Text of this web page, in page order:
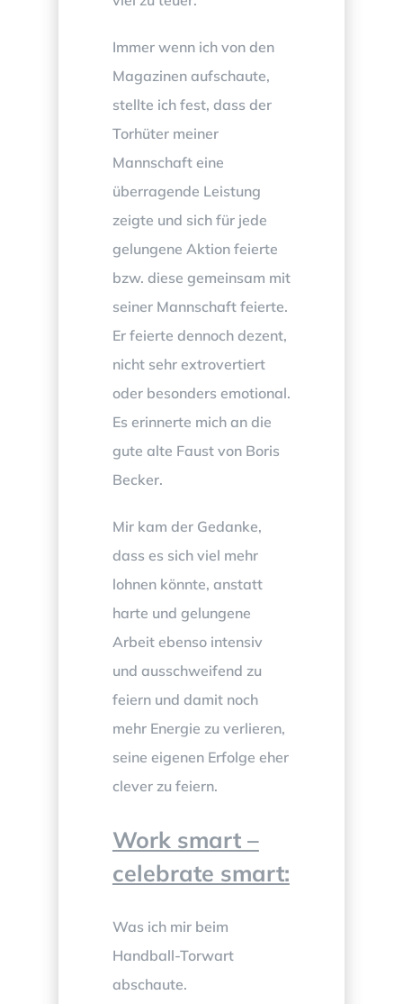
Immer wenn ich von den
Magazinen aufschaute,
stellte ich fest, dass der
Torhüter meiner
Mannschaft eine
überragende Leistung
zeigte und sich für jede
gelungene Aktion feierte
bzw. diese gemeinsam mit
seiner Mannschaft feierte.
Er feierte dennoch dezent,
nicht sehr extrovertiert
oder besonders emotional.
Es erinnerte mich an die
gute alte Faust von Boris
Becker.
Mir kam der Gedanke,
dass es sich viel mehr
lohnen könnte, anstatt
harte und gelungene
Arbeit ebenso intensiv
und ausschweifend zu
feiern und damit noch
mehr Energie zu verlieren,
seine eigenen Erfolge eher
clever zu feiern.
Work smart –
celebrate smart:
Was ich mir beim
Handball-Torwart
abschaute.